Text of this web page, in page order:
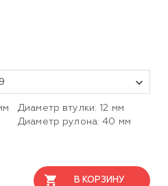
Диаметр втулки: 12 мм
Диаметр рулона: 40 мм
В КОРЗИНУ